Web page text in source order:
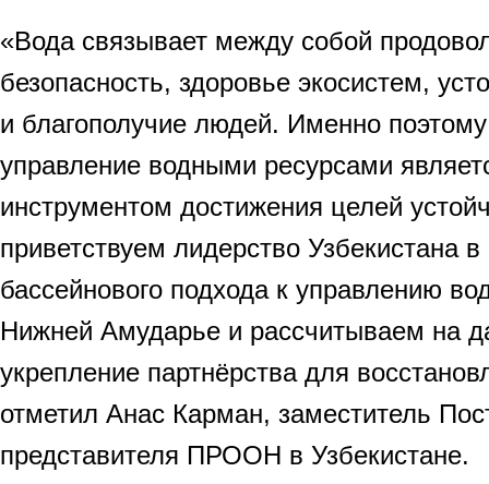
«Вода связывает между собой
безопасность, здоровье экосистем,
и благополучие людей. Именно
управление водными ресурсами
инструментом достижения целей
приветствуем лидерство Узбекистана
бассейнового подхода к управлению
Нижней Амударье и рассчитываем на
укрепление партнёрства для
отметил Анас Карман, заместитель
представителя ПРООН в Узбекистане.